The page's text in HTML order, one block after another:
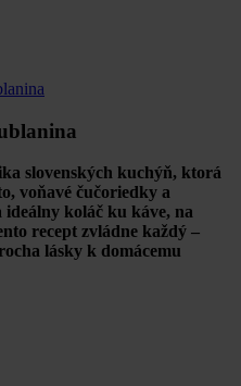
slovenských kuchýň, ktorá
voňavé čučoriedky a
koláč ku káve, na
recept zvládne každý –
lásky k domácemu